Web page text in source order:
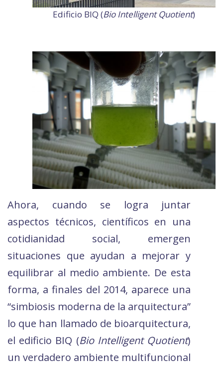
Edificio BIQ (Bio Intelligent Quotient)
Ahora, cuando se logra juntar
aspectos técnicos, científicos en una
cotidianidad social, emergen
situaciones que ayudan a mejorar y
equilibrar al medio ambiente. De esta
forma, a finales del 2014, aparece una
“simbiosis moderna de la arquitectura”
lo que han llamado de bioarquitectura,
el edificio BIQ (Bio Intelligent Quotient)
un verdadero ambiente multifuncional